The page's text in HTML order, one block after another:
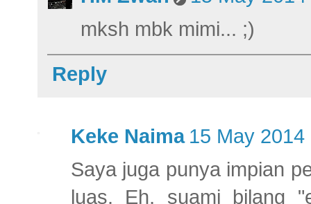
mksh mbk mimi... ;)
Reply
Keke Naima 15 May 2014
Saya juga punya impian
luas. Eh, suami bilang